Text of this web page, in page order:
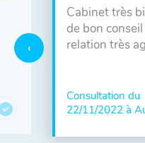
Cabinet très
de bon
relation très
Consultation du
22/11/2022 à